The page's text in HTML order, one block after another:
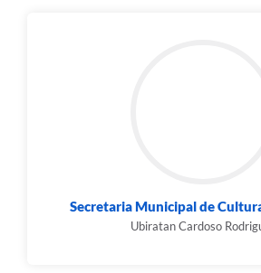
Secretaria Municipal de
Ubiratan Cardoso